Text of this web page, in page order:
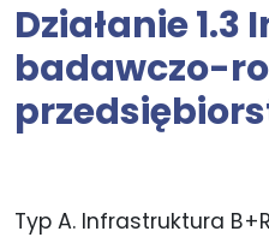
Działanie
badawczo-
Typ A. Infrastruktura